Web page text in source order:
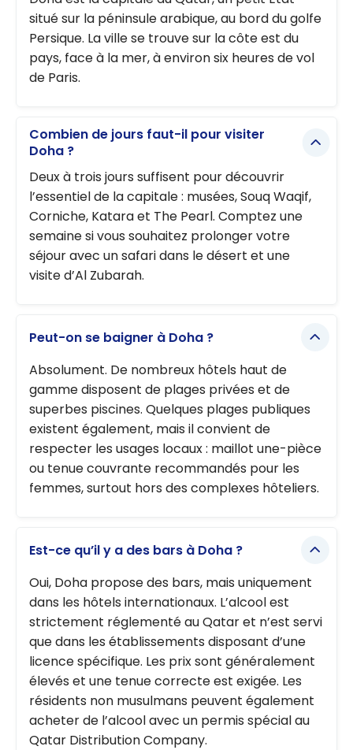
situé sur la péninsule arabique, au bord du golfe
Persique. La ville se trouve sur la côte est du
pays, face à la mer, à environ six heures de vol
de Paris.
Combien de jours faut-il pour visiter
Doha ?
Deux à trois jours suffisent pour découvrir
l’essentiel de la capitale : musées, Souq Waqif,
Corniche, Katara et The Pearl. Comptez une
semaine si vous souhaitez prolonger votre
séjour avec un safari dans le désert et une
visite d’Al Zubarah.
Peut-on se baigner à Doha ?
Absolument. De nombreux hôtels haut de
gamme disposent de plages privées et de
superbes piscines. Quelques plages publiques
existent également, mais il convient de
respecter les usages locaux : maillot une-pièce
ou tenue couvrante recommandés pour les
femmes, surtout hors des complexes hôteliers.
Est-ce qu’il y a des bars à Doha ?
Oui, Doha propose des bars, mais uniquement
dans les hôtels internationaux. L’alcool est
strictement réglementé au Qatar et n’est servi
que dans les établissements disposant d’une
licence spécifique. Les prix sont généralement
élevés et une tenue correcte est exigée. Les
résidents non musulmans peuvent également
acheter de l’alcool avec un permis spécial au
Qatar Distribution Company.